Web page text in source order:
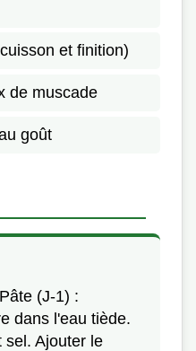
et finition)
de muscade
goût
(J-1) :
dans l'eau tiède.
sel. Ajouter le